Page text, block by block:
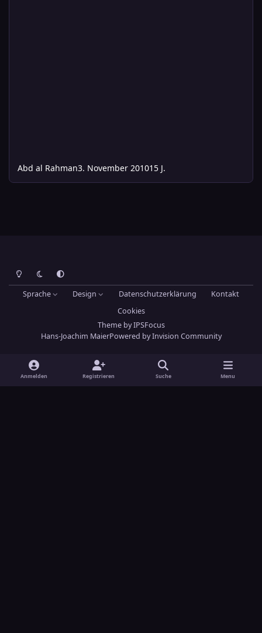
Abd al Rahman3. November 201015 J.
Heller ModusDunkler ModusSystemeinstellung
Sprache Design Datenschutzerklärung
Kontakt
Cookies
ThemebyIPSFocus
Hans-Joachim MaierPowered byInvision Community
Anmelden Registrieren Suche Menu